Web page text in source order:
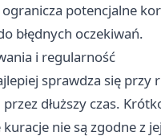
potencjalne
błędnych oczekiwań.
i regularność
sprawdza się przy
dłuższy czas.
nie są zgodne z